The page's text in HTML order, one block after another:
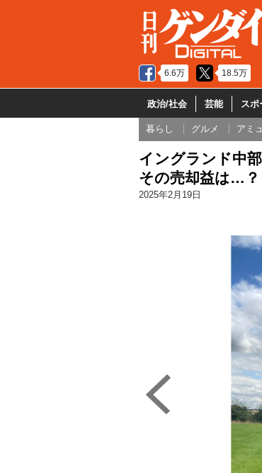
6.6万 18.5万
政治/社会 芸能 スポ
暮らし グルメ アミ
イングランド中
その売却益は…？
2025年2月19日